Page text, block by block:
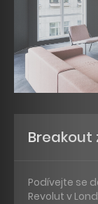
Breakout
Podívejte se
Revolut v